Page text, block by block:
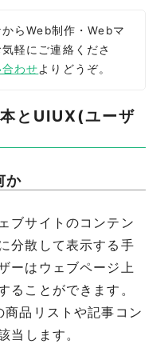
らWeb制作・Webマ
軽にご連絡くださ
わせよりどうぞ。
とUIUX(ユーザ
か
ブサイトのコンテン
分散して表示する手
ーはウェブページ上
ることができます。
品リストや記事コン
当します。